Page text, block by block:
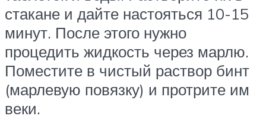
стакане и дайте настояться 10-15
минут. После этого нужно
процедить жидкость через марлю.
Поместите в чистый раствор бинт
(марлевую повязку) и протрите им
веки.